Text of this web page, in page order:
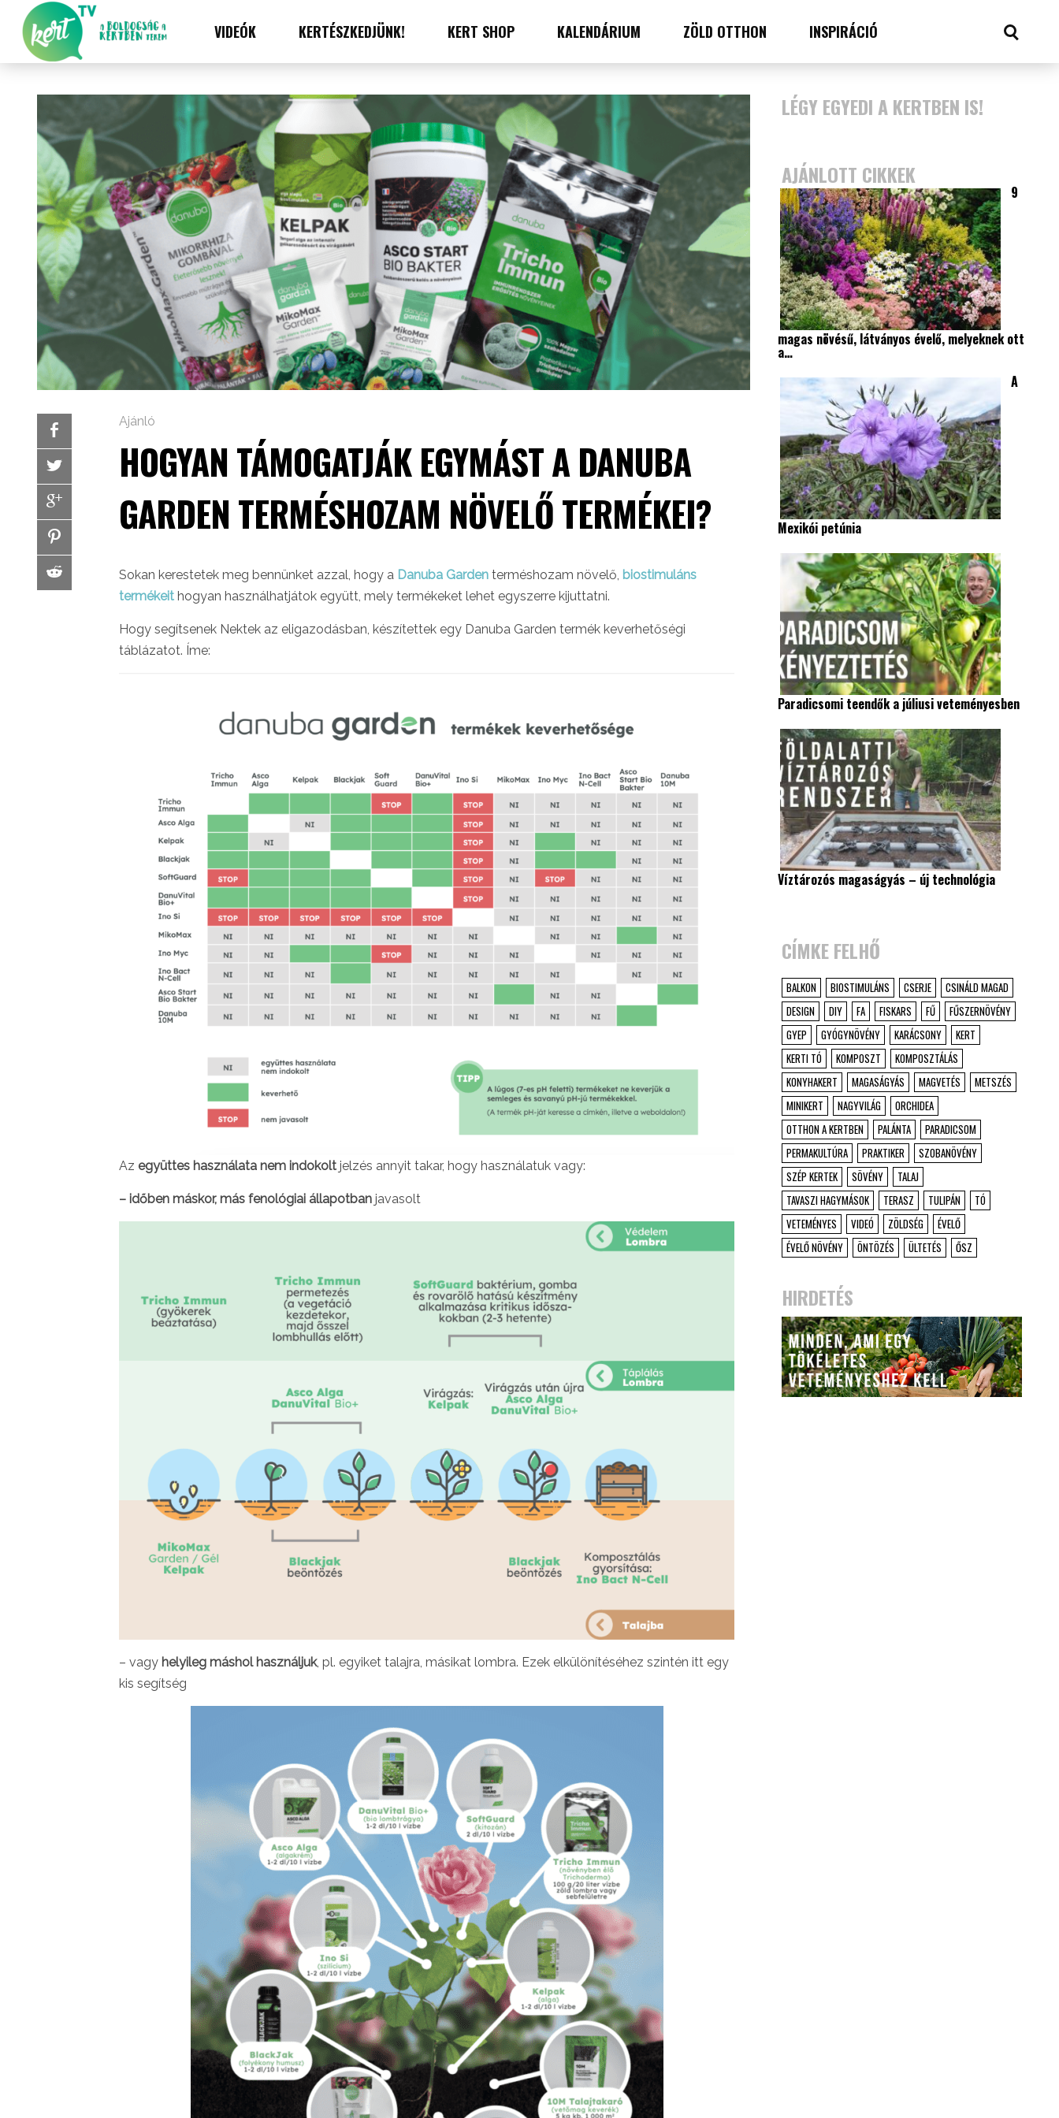
VIDEÓK KERTÉSZKEDJÜNK! KERT SHOP KALENDÁRIUM ZÖLD OTTHON INSPIRÁCIÓ
Ajánló
HOGYAN TÁMOGATJÁK EGYMÁST A DANUBA
GARDEN TERMÉSHOZAM NÖVELŐ TERMÉKEI?
Sokan kerestetek meg bennünket azzal, hogy a Danuba Garden terméshozam növelő, biostimuláns
termékeit hogyan használhatjátok együtt, mely termékeket lehet egyszerre kijuttatni.
Hogy segítsenek Nektek az eligazodásban, készítettek egy Danuba Garden termék keverhetőségi
táblázatot. Íme:
Az együttes használata nem indokolt jelzés annyit takar, hogy használatuk vagy:
– időben máskor, más fenológiai állapotban javasolt
– vagy helyileg máshol használjuk, pl. egyiket talajra, másikat lombra. Ezek elkülönítéséhez szintén itt egy
kis segítség
LÉGY EGYEDI A KERTBEN IS!
AJÁNLOTT CIKKEK
9
magas növésű, látványos évelő, melyeknek ott
a…
A
Mexikói petúnia
Paradicsomi teendők a júliusi veteményesben
Víztározós magaságyás – új technológia
CÍMKE FELHŐ
BALKON BIOSTIMULÁNS CSERJE
CSINÁLD MAGAD
DESIGN
DIY FA FISKARS FŰ
FŰSZERNÖVÉNY
GYEP
GYÓGYNÖVÉNY KARÁCSONY
KERT
KERTI TÓ
KOMPOSZT
KOMPOSZTÁLÁS
KONYHAKERT
MAGASÁGYÁS MAGVETÉS
METSZÉS
MINIKERT
NAGYVILÁG
ORCHIDEA
OTTHON A KERTBEN
PALÁNTA
PARADICSOM
PERMAKULTÚRA
PRAKTIKER
SZOBANÖVÉNY
SZÉP KERTEK
SÖVÉNY
TALAJ
TAVASZI HAGYMÁSOK
TERASZ TULIPÁN
TÓ
VETEMÉNYES
VIDEÓ ZÖLDSÉG
ÉVELŐ
ÉVELŐ NÖVÉNY
ÖNTÖZÉS ÜLTETÉS ŐSZ
HIRDETÉS